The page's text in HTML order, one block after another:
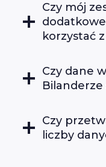
Czy mój
korzystać
Czy dane
Bilanderze
Czy
liczby